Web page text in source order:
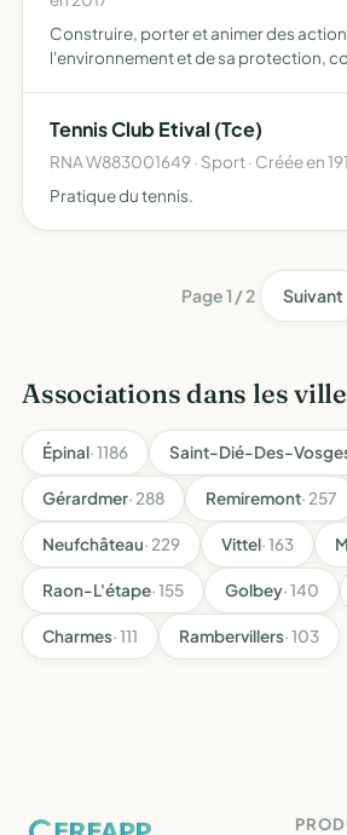
Construire, porter et animer des
l'environnement et de sa protection,
de ces actions …
Tennis Club Etival (Tce)
RNA W883001649 · Sport · Créée en
Pratique du tennis.
Page 1 / 2 Suivant
Associations dans les
Épinal· 1186 Saint-Dié-Des-
Gérardmer· 288 Remiremont· 257
Neufchâteau· 229 Vittel· 163
Raon-L'étape· 155 Golbey· 140
Charmes· 111 Rambervillers· 103